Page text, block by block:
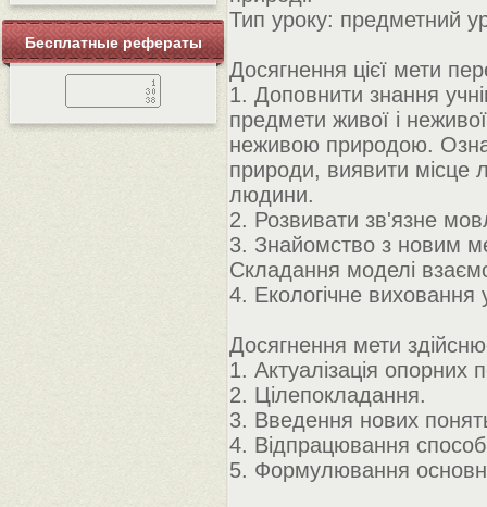
Бесплатные рефераты
Тип уроку: предметний
Досягнення цієї мети
1. Доповнити знання
предмети живої і
неживою природою.
природи, виявити місце
людини.
2. Розвивати зв'язне
3. Знайомство з новим
Складання моделі
4. Екологічне виховання
Досягнення мети
1. Актуалізація опорних
2. Цілепокладання.
3. Введення нових
4. Відпрацювання
5. Формулювання